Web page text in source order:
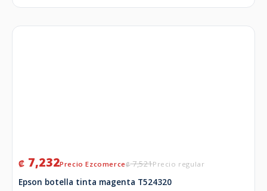
₡7,521
₡ 7,232
Epson botella tinta magenta T524320